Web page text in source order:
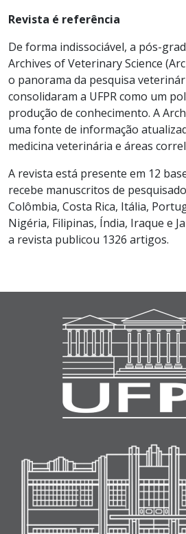
Revista é referência
De forma indissociável, a pós-
Archives of Veterinary Science
o panorama da pesquisa
consolidaram a UFPR como um
produção de conhecimento. A
uma fonte de informação
medicina veterinária e áreas
A revista está presente em 12
recebe manuscritos de
Colômbia, Costa Rica, Itália,
Nigéria, Filipinas, Índia, Iraque e
a revista publicou 1326 artigos.